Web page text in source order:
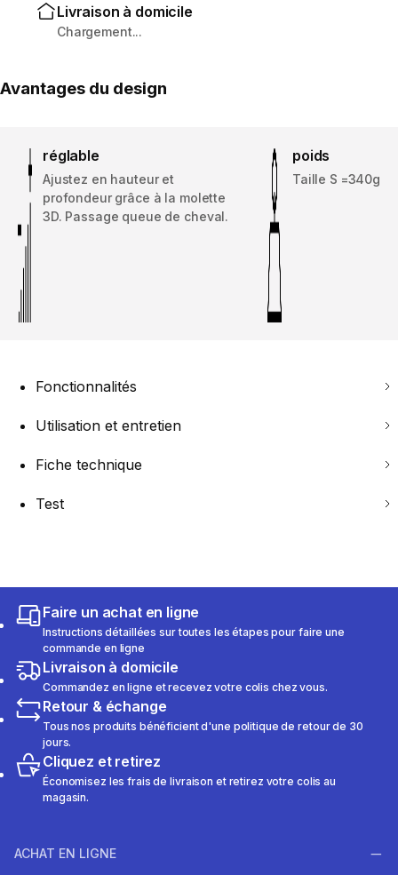
Livraison à domicile
Chargement...
Avantages du design
réglable
Ajustez en hauteur et
profondeur grâce à la molette
3D. Passage queue de cheval.
poids
Taille S =340g
Fonctionnalités
Utilisation et entretien
Fiche technique
Test
Faire un achat en ligne
Instructions détaillées sur toutes les étapes pour faire une
commande en ligne
Livraison à domicile
Commandez en ligne et recevez votre colis chez vous.
Retour & échange
Tous nos produits bénéficient d'une politique de retour de 30
jours.
Cliquez et retirez
Économisez les frais de livraison et retirez votre colis au
magasin.
ACHAT EN LIGNE